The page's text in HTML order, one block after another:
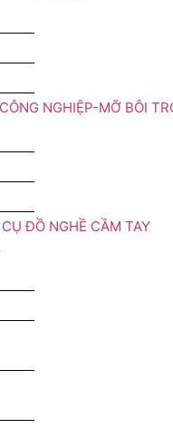
NGHIỆP-MỠ BÔI
ĐỒ NGHỀ CẦM TAY